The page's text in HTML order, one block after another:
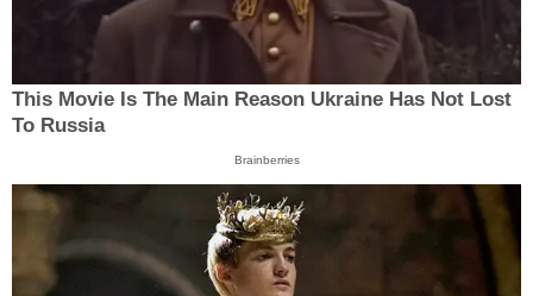
This Movie Is The Main Reason Ukraine Has Not Lost
To Russia
Brainberries